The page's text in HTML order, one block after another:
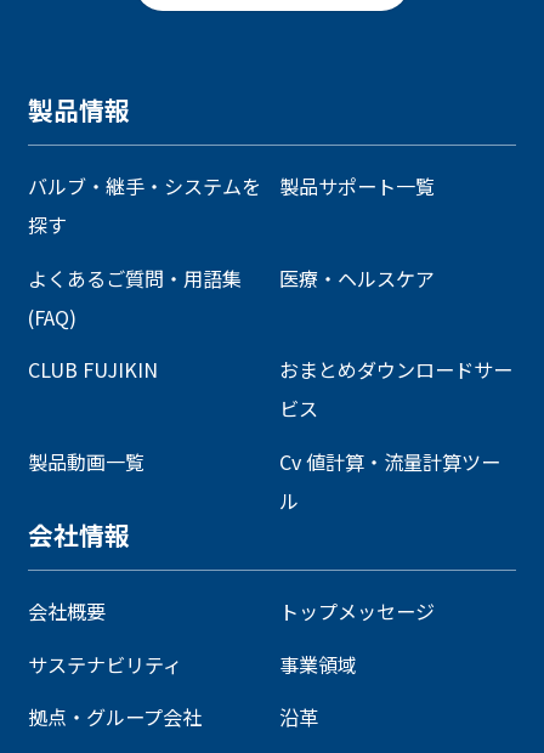
製品情報
バルブ・継手・システムを
探す
製品サポート一覧
よくあるご質問・用語集
(FAQ)
医療・ヘルスケア
CLUB FUJIKIN
おまとめダウンロードサー
ビス
製品動画一覧
Cv 値計算・流量計算ツー
ル
会社情報
会社概要
トップメッセージ
サステナビリティ
事業領域
拠点・グループ会社
沿革